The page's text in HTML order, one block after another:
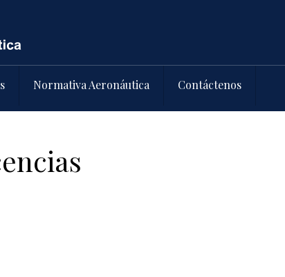
Normativa Aeronáutica Contáctenos